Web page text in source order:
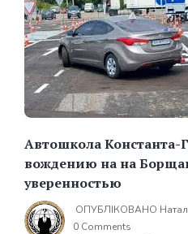
Автошкола Константа-
вождению на на
уверенностью
ОПУБЛІКОВАНО
0 Comments